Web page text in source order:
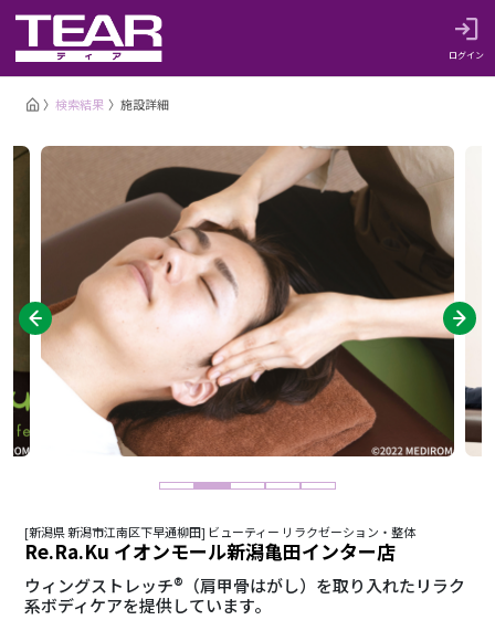
ログイン
検索結果 施設詳細
[新潟県 新潟市江南区下早通柳田] ビューティー リラクゼーション・整体
Re.Ra.Ku イオンモール新潟亀田インター店
ウィングストレッチ®（肩甲骨はがし）を取り入れたリラク
系ボディケアを提供しています。